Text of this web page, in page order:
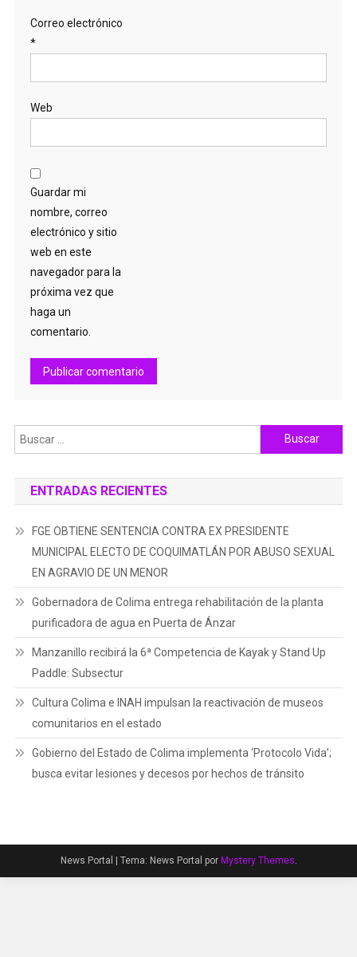
Correo electrónico
*
Web
Guardar mi
nombre, correo
electrónico y sitio
web en este
navegador para la
próxima vez que
haga un
comentario.
Buscar:
ENTRADAS RECIENTES
FGE OBTIENE SENTENCIA CONTRA EX PRESIDENTE
MUNICIPAL ELECTO DE COQUIMATLÁN POR ABUSO SEXUAL
EN AGRAVIO DE UN MENOR
Gobernadora de Colima entrega rehabilitación de la planta
purificadora de agua en Puerta de Ánzar
Manzanillo recibirá la 6ª Competencia de Kayak y Stand Up
Paddle: Subsectur
Cultura Colima e INAH impulsan la reactivación de museos
comunitarios en el estado
Gobierno del Estado de Colima implementa ‘Protocolo Vida’;
busca evitar lesiones y decesos por hechos de tránsito
News Portal | Tema: News Portal por Mystery Themes.